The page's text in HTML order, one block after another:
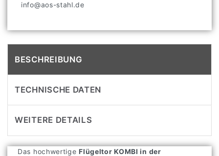
info@aos-stahl.de
BESCHREIBUNG
TECHNISCHE DATEN
WEITERE DETAILS
Das hochwertige Flügeltor KOMBI in der